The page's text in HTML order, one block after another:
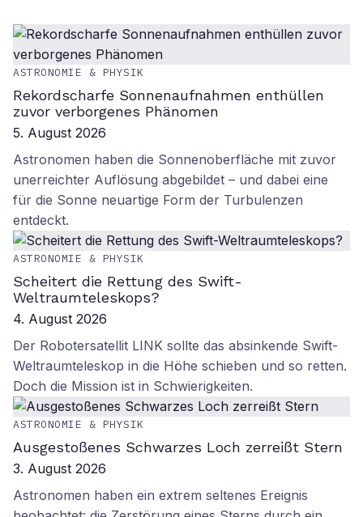
ASTRONOMIE & PHYSIK
Rekordscharfe Sonnenaufnahmen enthüllen
zuvor verborgenes Phänomen
5. August 2026
Astronomen haben die Sonnenoberfläche mit zuvor
unerreichter Auflösung abgebildet – und dabei eine
für die Sonne neuartige Form der Turbulenzen
entdeckt.
ASTRONOMIE & PHYSIK
Scheitert die Rettung des Swift-
Weltraumteleskops?
4. August 2026
Der Robotersatellit LINK sollte das absinkende Swift-
Weltraumteleskop in die Höhe schieben und so retten.
Doch die Mission ist in Schwierigkeiten.
ASTRONOMIE & PHYSIK
Ausgestoßenes Schwarzes Loch zerreißt Stern
3. August 2026
Astronomen haben ein extrem seltenes Ereignis